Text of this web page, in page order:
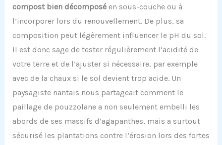
compost bien décomposéen sous-couche ou à
l’incorporer lors du renouvellement. De plus, sa
composition peut légèrement influencer le pH du sol.
Il est donc sage de tester régulièrement l’acidité de
votre terre et de l’ajuster si nécessaire, par exemple
avec de la chaux si le sol devient trop acide. Un
paysagiste nantais nous partageait comment le
paillage de pouzzolane a non seulement embelli les
abords de ses massifs d’agapanthes, mais a surtout
sécurisé les plantations contre l’érosion lors des fortes